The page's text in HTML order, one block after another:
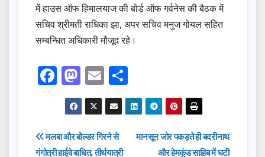
में हाउस ऑफ हिमालयाज की बोर्ड ऑफ गर्वनेस की बैठक में
सचिव श्रीमती राधिका झा, अपर सचिव मनुज गोयल सहित
सम्बन्धित अधिकारी मौजूद रहे।
F
a
c
e
b
M
a
st
o
d
E
m
ail
h
ar
e
Post
मानसून जोर पकड़ते ही बदरीनाथ
और हेमकुंड साहिब में घटी
मलबा और बोल्डर गिरने से
गंगोत्री हाईवे बाधित, तीर्थयात्री